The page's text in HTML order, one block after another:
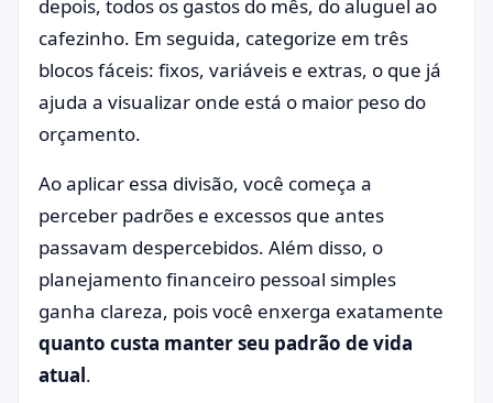
depois, todos os gastos do mês, do aluguel ao
cafezinho. Em seguida, categorize em três
blocos fáceis: fixos, variáveis e extras, o que já
ajuda a visualizar onde está o maior peso do
orçamento.
Ao aplicar essa divisão, você começa a
perceber padrões e excessos que antes
passavam despercebidos. Além disso, o
planejamento financeiro pessoal simples
ganha clareza, pois você enxerga exatamente
quanto custa manter seu padrão de vida
atual.